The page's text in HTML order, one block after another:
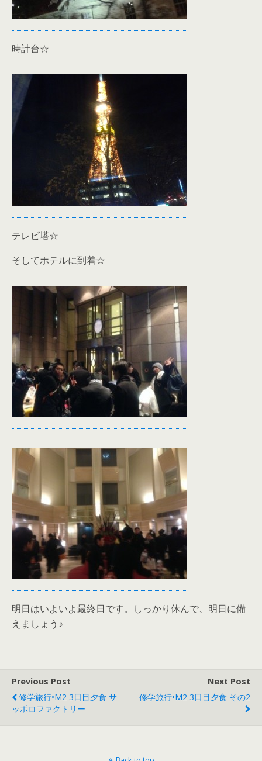
時計台☆
テレビ塔☆
そしてホテルに到着☆
明日はいよいよ最終日です。しっかり休んで、明日に備
えましょう♪
Previous Post
修学旅行•M2 3日目夕食 サ
ッポロファクトリー
Next Post
修学旅行•M2 3日目夕食 その2